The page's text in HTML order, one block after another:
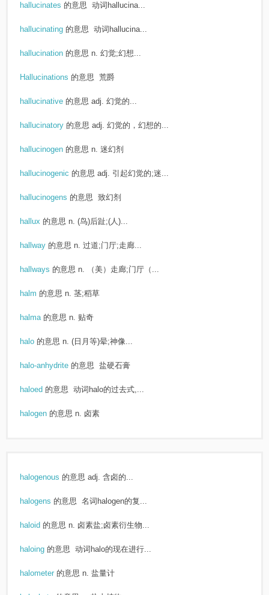
hallucinates 的意思 动词hallucina...
hallucinating 的意思 动词hallucina...
hallucination 的意思 n. 幻觉;幻想...
Hallucinations 的意思 荒爵
hallucinative 的意思 adj. 幻觉的...
hallucinatory 的意思 adj. 幻觉的，幻想的...
hallucinogen 的意思 n. 迷幻剂
hallucinogenic 的意思 adj. 引起幻觉的;迷...
hallucinogens 的意思 致幻剂
hallux 的意思 n. (鸟)后趾;(人)...
hallway 的意思 n. 过道;门厅;走廊...
hallways 的意思 n. （美）走廊;门厅（...
halm 的意思 n. 茎;稻草
halma 的意思 n. 贴奇
halo 的意思 n. (日月等)晕;神像...
halo-anhydrite 的意思 盐硬石膏
haloed 的意思 动词halo的过去式,...
halogen 的意思 n. 卤素
halogenous 的意思 adj. 含卤的...
halogens 的意思 名词halogen的复...
haloid 的意思 n. 卤素盐;卤素衍生物...
haloing 的意思 动词halo的现在进行...
halometer 的意思 n. 盐量计